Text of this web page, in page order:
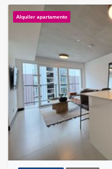
Alquiler apartamento